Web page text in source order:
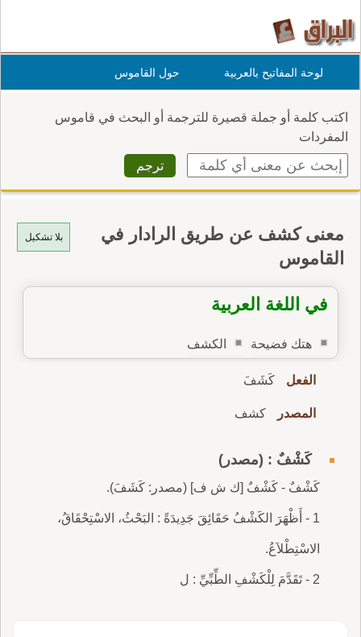
لوحة المفاتيح بالعربية حول القاموس
اكتب كلمة أو جملة قصيرة للترجمة أو البحث في قاموس
المفردات
بلا تشكيل
معنى كشف عن طريق الرادار في
القاموس
في اللغة العربية
هتك فضيحة الكشف
الفعل كَشَفَ
المصدر كشف
كَشْفٌ : (مصدر)
كَشْفٌ - كَشْفٌ [ك ش ف] (مصدر: كَشَفَ).
1 - أَظْهَرَ الكَشْفُ حَقَائِقَ جَدِيدَةً : البَحْثُ، الاسْتِحْقَاقُ،
الاسْتِطْلاَعُ.
2 - تَقَدَّمَ لِلْكَشْفِ الطِّبِّيِّ : ل